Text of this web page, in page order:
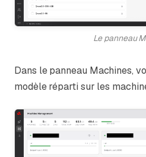
Le panneau
Dans le panneau Machines,
modèle réparti sur les